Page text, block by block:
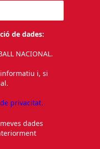
de dades:
NACIONAL.
i, si
privacitat.
dades